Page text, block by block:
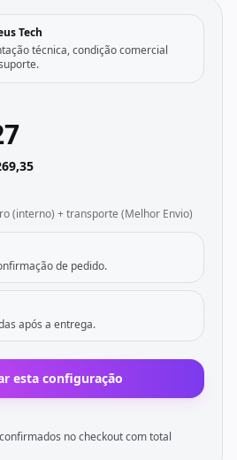
Tech
técnica, condição comercial
(interno) + transporte (Melhor Envio)
de pedido.
após a entrega.
esta configuração
no checkout com total